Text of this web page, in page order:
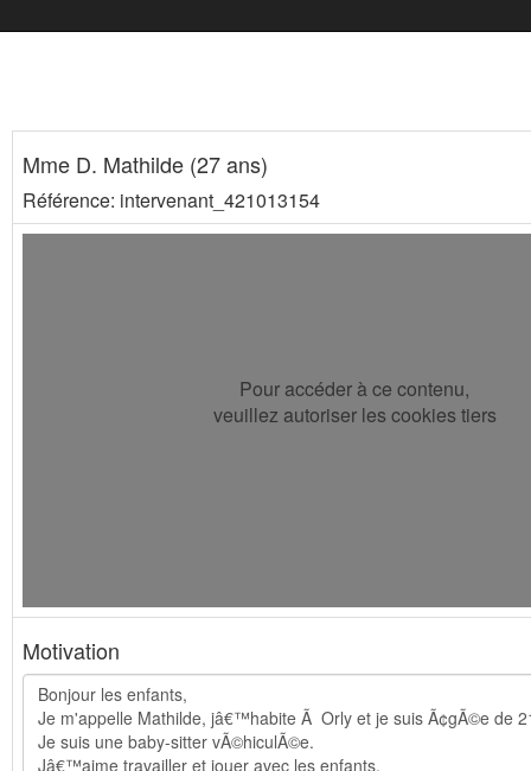
Mme D. Mathilde (27 ans)
Référence: intervenant_421013154
Pour accéder à ce contenu,
veuillez autoriser les cookies tiers
Motivation